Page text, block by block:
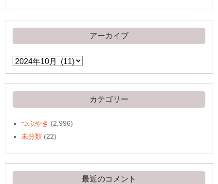
アーカイブ
ア
ー
イ
ブ
カテゴリー
つぶやき (2,996)
未分類 (22)
最近のコメント